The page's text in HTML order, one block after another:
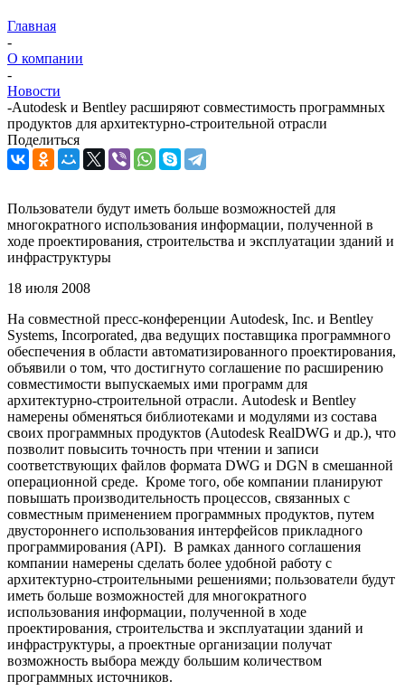
Главная
-
О компании
-
Новости
-Autodesk и Bentley расширяют совместимость программных
продуктов для архитектурно-строительной отрасли
Поделиться
Пользователи будут иметь больше возможностей для
многократного использования информации, полученной в
ходе проектирования, строительства и эксплуатации зданий и
инфраструктуры
18 июля 2008
На совместной пресс-конференции Autodesk, Inc. и Bentley
Systems, Incorporated, два ведущих поставщика программного
обеспечения в области автоматизированного проектирования,
объявили о том, что достигнуто соглашение по расширению
совместимости выпускаемых ими программ для
архитектурно-строительной отрасли. Autodesk и Bentley
намерены обменяться библиотеками и модулями из состава
своих программных продуктов (Autodesk RealDWG и др.), что
позволит повысить точность при чтении и записи
соответствующих файлов формата DWG и DGN в смешанной
операционной среде. Кроме того, обе компании планируют
повышать производительность процессов, связанных с
совместным применением программных продуктов, путем
двустороннего использования интерфейсов прикладного
программирования (API). В рамках данного соглашения
компании намерены сделать более удобной работу с
архитектурно-строительными решениями; пользователи будут
иметь больше возможностей для многократного
использования информации, полученной в ходе
проектирования, строительства и эксплуатации зданий и
инфраструктуры, а проектные организации получат
возможность выбора между большим количеством
программных источников.